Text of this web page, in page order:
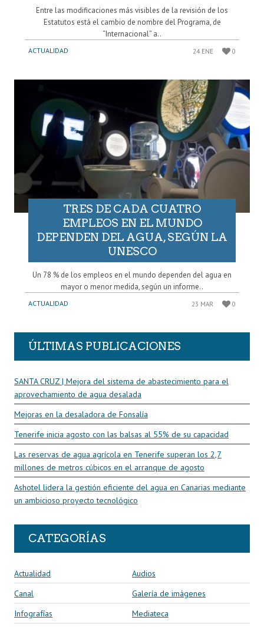
Entre las modificaciones más visibles de la revisión de los
Estatutos está el cambio de nombre del Programa, de
“Internacional” a..
ACTUALIDAD 24 ENE 0
TRES DE CADA CUATRO
EMPLEOS EN EL MUNDO
DEPENDEN DEL AGUA, SEGÚN LA
UNESCO
Un 78 % de los empleos en el mundo dependen del agua en
mayor o menor medida, según un informe..
ACTUALIDAD 23 MAR 0
ÚLTIMAS PUBLICACIONES
SANTA CRUZ | Mejora del sistema de abastecimiento para el
aprovechamiento de agua desalada
Mejoras en la desaladora de Fonsalía
Tenerife inicia agosto con las balsas al 55% de su capacidad
Las reservas de agua agrícola en Tenerife superan los 2,7
millones de metros cúbicos en el arranque de agosto
Ashotel lidera la gestión eficiente del agua en Canarias mediante
un ambicioso proyecto tecnológico
CATEGORÍAS
Actualidad
Audios
Canal
Galería de imágenes
Infografías
Mediateca